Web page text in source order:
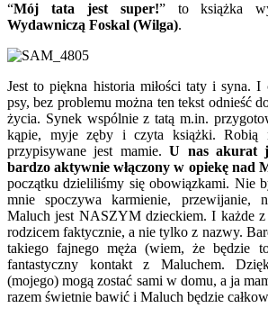
“Mój tata jest super!” to książka
Wydawniczą Foskal (Wilga).
Jest to piękna historia miłości taty i syna. I
psy, bez problemu można ten tekst odnieść
życia. Synek wspólnie z tatą m.in.
kąpie, myje zęby i czyta książki. Robią
przypisywane jest mamie.U nas akurat
bardzo aktywnie włączony w opiekę nad
początku dzieliliśmy się obowiązkami. Nie
mnie spoczywa karmienie, przewijanie,
Maluch jest NASZYM dzieckiem. I każde
rodzicem faktycznie, a nie tylko z nazwy.
takiego fajnego męża (wiem, że będzie
fantastyczny kontakt z Maluchem.
(mojego) mogą zostać sami w domu, a ja
razem świetnie bawić i Maluch będzie